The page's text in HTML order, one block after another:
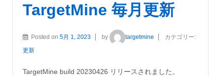
TargetMine 毎月更新
Posted on 5月 1, 2023 by targetmine
カテゴリー:
更新
TargetMine build 20230426 リリースされました。